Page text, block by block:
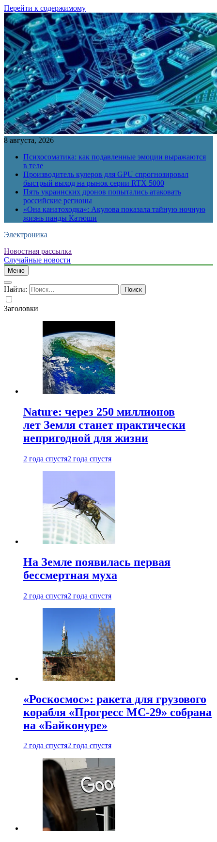
Перейти к содержимому
8 августа, 2026
Психосоматика: как подавленные эмоции выражаются
в теле
Производитель кулеров для GPU спрогнозировал
быстрый выход на рынок серии RTX 5000
Пять украинских дронов попытались атаковать
российские регионы
«Она канатоходка»: Акулова показала тайную ночную
жизнь панды Катюши
Электроника
Новостная рассылка
Случайные новости
Меню
Найти:
Заголовки
Nature: через 250 миллионов
лет Земля станет практически
непригодной для жизни
2 года спустя2 года спустя
На Земле появилась первая
бессмертная муха
2 года спустя2 года спустя
«Роскосмос»: ракета для грузового
корабля «Прогресс МС-29» собрана
на «Байконуре»
2 года спустя2 года спустя